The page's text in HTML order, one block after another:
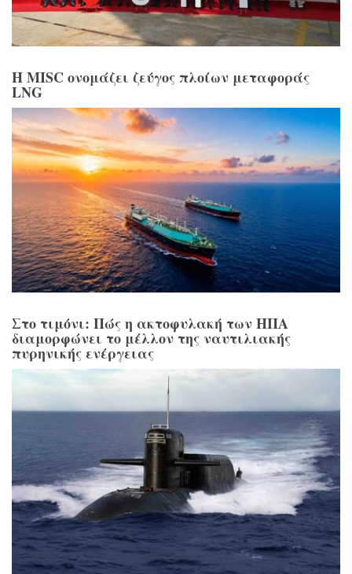
Η MISC ονομάζει ζεύγος πλοίων μεταφοράς
LNG
Στο τιμόνι: Πώς η ακτοφυλακή των ΗΠΑ
διαμορφώνει το μέλλον της ναυτιλιακής
πυρηνικής ενέργειας